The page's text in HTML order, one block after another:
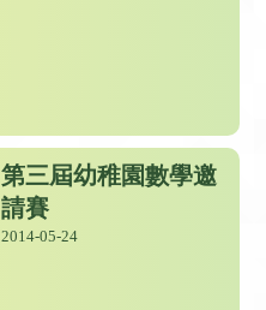
第三屆幼稚園數學邀
請賽
2014-05-24